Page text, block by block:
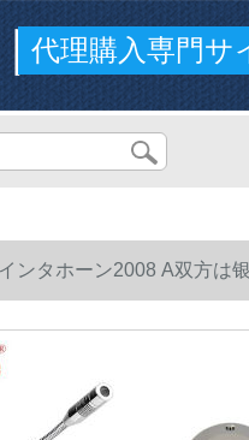
代理購入専門サ
ンタホーン2008 A双方は